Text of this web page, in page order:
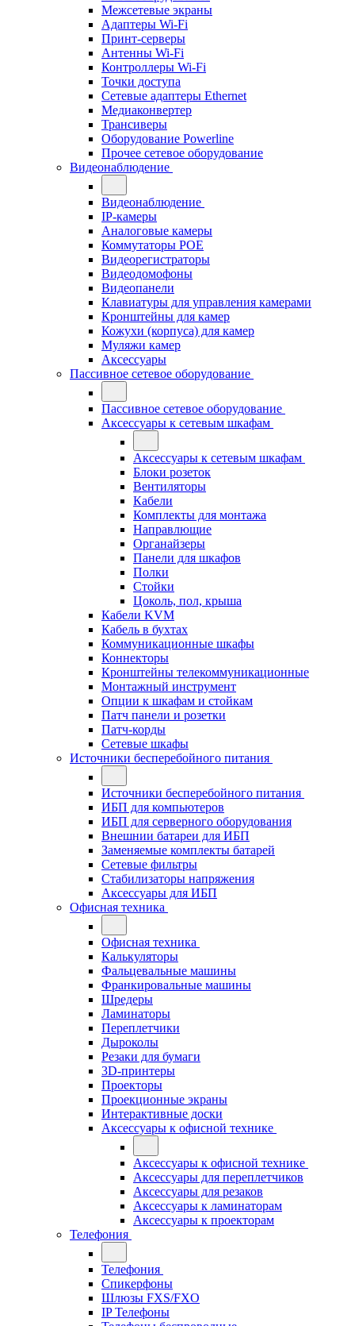
Межсетевые экраны
Адаптеры Wi-Fi
Принт-серверы
Антенны Wi-Fi
Контроллеры Wi-Fi
Точки доступа
Сетевые адаптеры Ethernet
Медиаконвертер
Трансиверы
Оборудование Powerline
Прочее сетевое оборудование
Видеонаблюдение
Видеонаблюдение
IP-камеры
Аналоговые камеры
Коммутаторы POE
Видеорегистраторы
Видеодомофоны
Видеопанели
Клавиатуры для управления камерами
Кронштейны для камер
Кожухи (корпуса) для камер
Муляжи камер
Аксессуары
Пассивное сетевое оборудование
Пассивное сетевое оборудование
Аксессуары к сетевым шкафам
Аксессуары к сетевым шкафам
Блоки розеток
Вентиляторы
Кабели
Комплекты для монтажа
Направлющие
Органайзеры
Панели для шкафов
Полки
Стойки
Цоколь, пол, крыша
Кабели KVM
Кабель в бухтах
Коммуникационные шкафы
Коннекторы
Кронштейны телекоммуникационные
Монтажный инструмент
Опции к шкафам и стойкам
Патч панели и розетки
Патч-корды
Сетевые шкафы
Источники бесперебойного питания
Источники бесперебойного питания
ИБП для компьютеров
ИБП для серверного оборудования
Внешнии батареи для ИБП
Заменяемые комплекты батарей
Сетевые фильтры
Стабилизаторы напряжения
Аксессуары для ИБП
Офисная техника
Офисная техника
Калькуляторы
Фальцевальные машины
Франкировальные машины
Шредеры
Ламинаторы
Переплетчики
Дыроколы
Резаки для бумаги
3D-принтеры
Проекторы
Проекционные экраны
Интерактивные доски
Аксессуары к офисной технике
Аксессуары к офисной технике
Аксессуары для переплетчиков
Аксессуары для резаков
Аксессуары к ламинаторам
Аксессуары к проекторам
Телефония
Телефония
Спикерфоны
Шлюзы FXS/FXO
IP Телефоны